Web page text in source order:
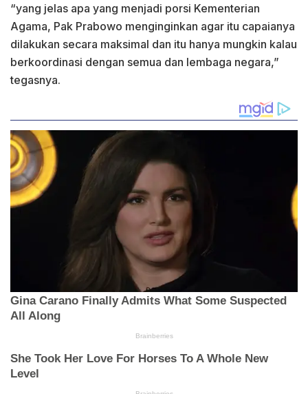
“yang jelas apa yang menjadi porsi Kementerian
Agama, Pak Prabowo menginginkan agar itu capaianya
dilakukan secara maksimal dan itu hanya mungkin kalau
berkoordinasi dengan semua dan lembaga negara,”
tegasnya.